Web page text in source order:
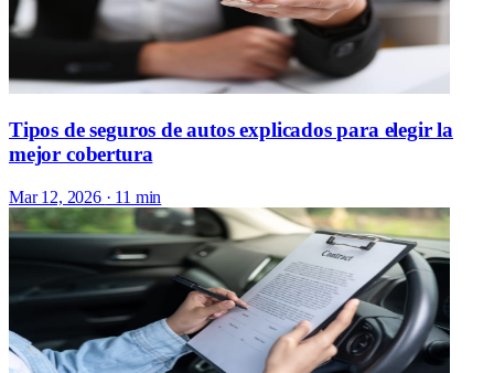
Tipos de seguros de autos explicados para elegir la
mejor cobertura
Mar 12, 2026 · 11 min